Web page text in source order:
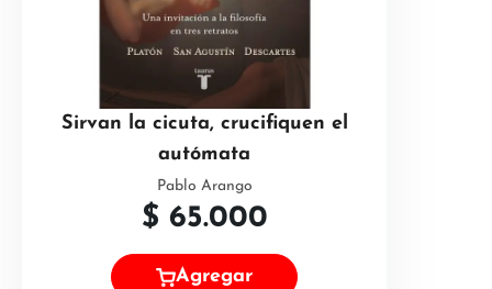
Sirvan la cicuta, crucifiquen el
autómata
Pablo Arango
$ 65.000
Agregar